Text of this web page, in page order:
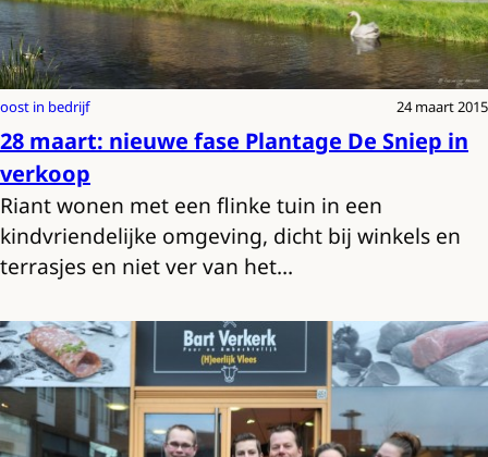
oost in bedrijf 24 maart 2015
28 maart: nieuwe fase Plantage De Sniep in
verkoop
Riant wonen met een flinke tuin in een
kindvriendelijke omgeving, dicht bij winkels en
terrasjes en niet ver van het…